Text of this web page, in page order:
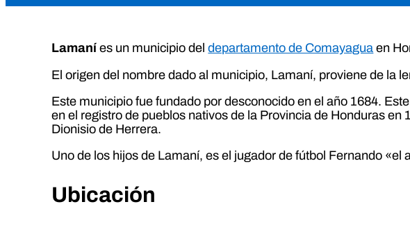
Lamaníes un municipio deldepartamento de Comayagua en
El origen del nombre dado al municipio, Lamaní, proviene de la
Este municipio fue fundado por desconocido en el año 1684.
en el registro de pueblos nativos de la Provincia de Honduras
Dionisio de Herrera.
Uno de los hijos de Lamaní, es el jugador de fútbol Fernando
Ubicación